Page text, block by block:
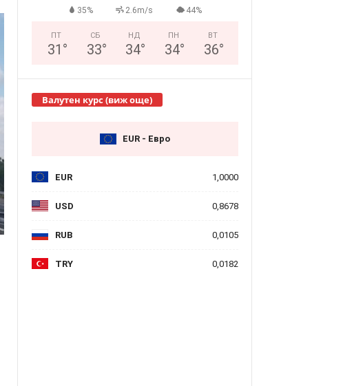
35% 2.6m/s 44%
ПТ
31 °
СБ
33°
НД
34°
ПН
34°
ВТ
36°
Валутен курс (виж още)
EUR - Евро
EUR 1,0000
USD 0,8678
RUB 0,0105
TRY 0,0182